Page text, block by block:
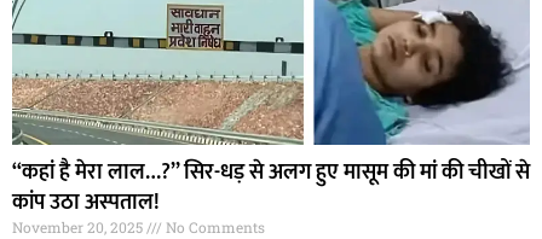
“कहां है मेरा लाल…?” सिर-धड़ से अलग हुए मासूम की मां की चीखों से
कांप उठा अस्पताल!
November 20, 2025 No Comments